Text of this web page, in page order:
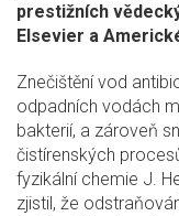
prestižních
Elsevier a
Znečištění vod
odpadních vodách
bakterií, a zároveň
čistírenských
fyzikální chemie J.
zjistil, že